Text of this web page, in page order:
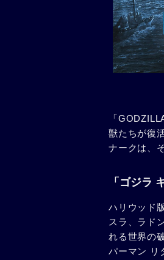
「
獣たちが復
ナークは、
「ゴジラ
ハリウッド
スラ、ラド
れる世界の
パーマン リ